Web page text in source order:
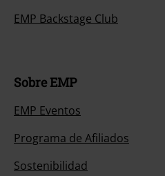
EMP Backstage Club
Sobre EMP
EMP Eventos
Programa de Afiliados
Sostenibilidad